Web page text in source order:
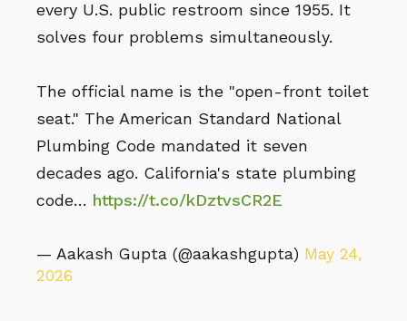
every U.S. public restroom since 1955. It
solves four problems simultaneously.
The official name is the "open-front toilet
seat." The American Standard National
Plumbing Code mandated it seven
decades ago. California's state plumbing
code… https://t.co/kDztvsCR2E
— Aakash Gupta (@aakashgupta) May 24,
2026